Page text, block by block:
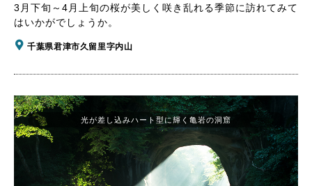
3月下旬～4月上旬の桜が美しく咲き乱れる季節に訪れてみて
はいかがでしょうか。
千葉県君津市久留里字内山
光が差し込みハート型に輝く亀岩の洞窟